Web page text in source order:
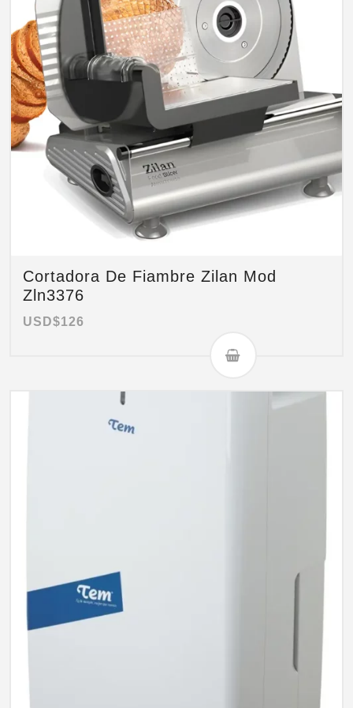
Cortadora De Fiambre Zilan Mod
Zln3376
USD$126